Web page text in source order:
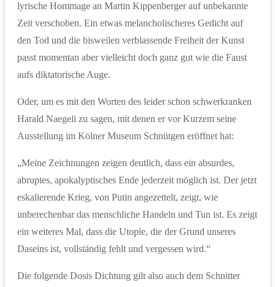
lyrische Hommage an Martin Kippenberger auf unbekannte
Zeit verschoben. Ein etwas melancholischeres Gedicht auf
den Tod und die bisweilen verblassende Freiheit der Kunst
passt momentan aber vielleicht doch ganz gut wie die Faust
aufs diktatorische Auge.
Oder, um es mit den Worten des leider schon schwerkranken
Harald Naegeli zu sagen, mit denen er vor Kurzem seine
Ausstellung im Kölner Museum Schnütgen eröffnet hat:
„Meine Zeichnungen zeigen deutlich, dass ein absurdes,
abruptes, apokalyptisches Ende jederzeit möglich ist. Der jetzt
eskalierende Krieg, von Putin angezettelt, zeigt, wie
unberechenbar das menschliche Handeln und Tun ist. Es zeigt
ein weiteres Mal, dass die Utopie, die der Grund unseres
Daseins ist, vollständig fehlt und vergessen wird.“
Die folgende Dosis Dichtung gilt also auch dem Schnitter